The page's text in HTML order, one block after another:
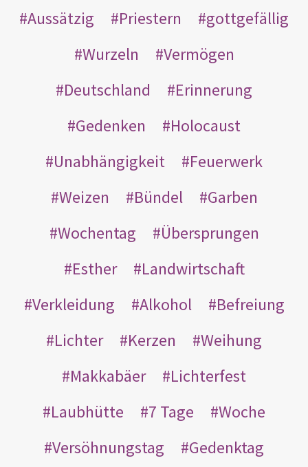
Aussätzig
Priestern
gottgefällig
Wurzeln
Vermögen
Deutschland
Erinnerung
Gedenken
Holocaust
Unabhängigkeit
Feuerwerk
Weizen
Bündel
Garben
Wochentag
Übersprungen
Esther
Landwirtschaft
Verkleidung
Alkohol
Befreiung
Lichter
Kerzen
Weihung
Makkabäer
Lichterfest
Laubhütte
7 Tage
Woche
Versöhnungstag
Gedenktag